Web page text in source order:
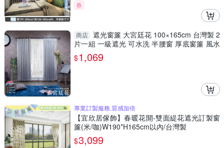
券
商店 遮光窗簾 大宮廷花 100×165cm 台灣製 2
片一組 一級遮光 可水洗 半腰窗 厚底窗簾 風水
窗簾 兩倍抓皺
$1,069
專業訂製服務,質感加倍
【宜欣居傢飾】春暖花開-雙面緹花遮光訂製窗
簾(米/咖)W190*H165cm以內/台灣製
$3,099